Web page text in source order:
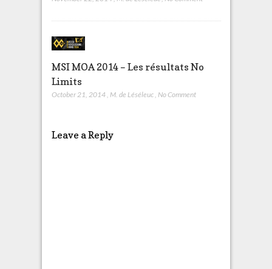
MSI MOA 2014 – Les résultats No
Limits
October 21, 2014 M. de Léséleuc No Comment
Leave a Reply